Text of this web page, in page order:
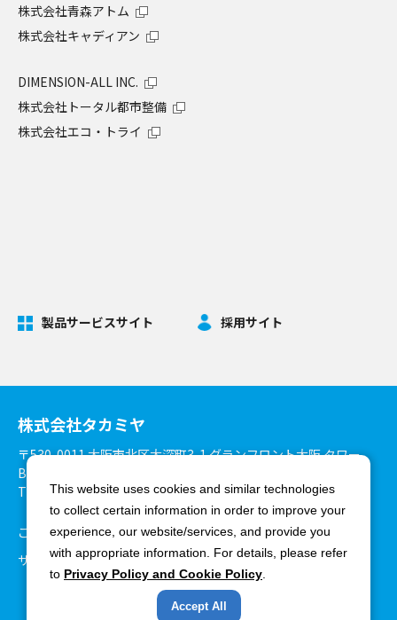
株式会社青森アトム
株式会社キャディアン
DIMENSION-ALL INC.
株式会社トータル都市整備
株式会社エコ・トライ
製品サービスサイト 採用サイト
株式会社タカミヤ
〒530-0011 大阪市北区大深町3-1 グランフロント大阪 タワー
B27階
TEL：06-6375-3900 FAX：06-6375-8825
ご利用環境について
個人情報保護方針
サイトマップ
Copyright ©Takamiya Co., Ltd. All rights reserved.
This website uses cookies and similar technologies
to collect certain information in order to improve your
experience, our website/services, and provide you
with appropriate information. For details, please refer
to Privacy Policy and Cookie Policy
Accept All